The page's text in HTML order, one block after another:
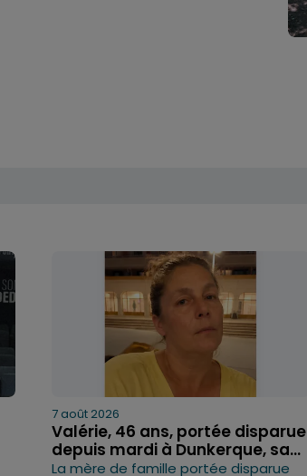
7 août 2026
Valérie, 46 ans, portée disparue
depuis mardi à Dunkerque, sa...
La mère de famille portée disparue